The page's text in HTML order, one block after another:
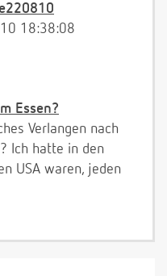
18:38:08
Essen?
Verlangen nach
Ich hatte in den
USA waren, jeden